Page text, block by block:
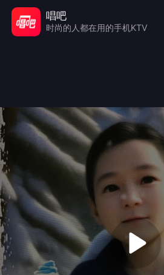
唱吧
时尚的人都在用的手机KTV